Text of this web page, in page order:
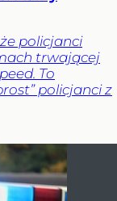
policjanci
trwającej
To
policjanci z